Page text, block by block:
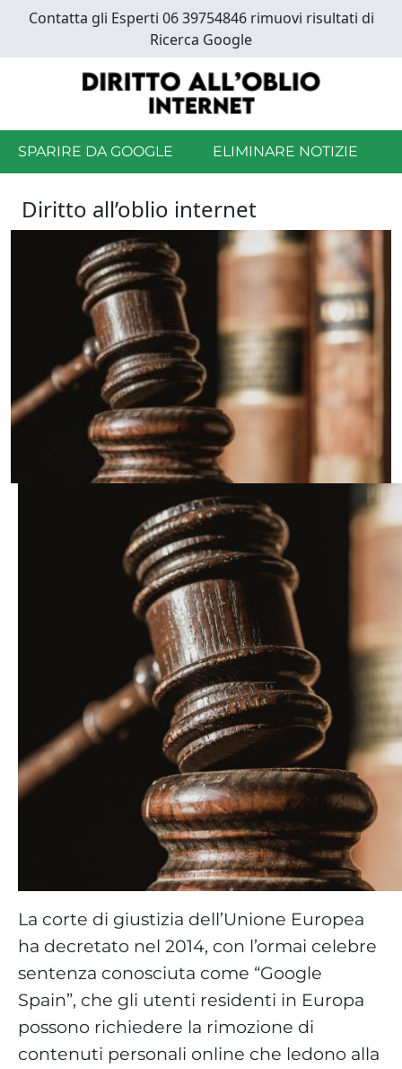
main
Contatta gli Esperti 06 39754846 rimuovi risultati di
Ricerca Google
SPARIRE DA GOOGLE ELIMINARE NOTIZIE
Diritto all’oblio internet
La corte di giustizia dell’Unione Europea
ha decretato nel 2014, con l’ormai celebre
sentenza conosciuta come “Google
Spain”, che gli utenti residenti in Europa
possono richiedere la rimozione di
contenuti personali online che ledono alla